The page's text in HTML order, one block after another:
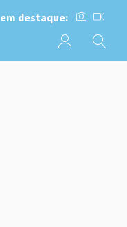
em destaque: